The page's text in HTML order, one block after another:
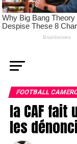
FOOTBALL
la CAF fait
les